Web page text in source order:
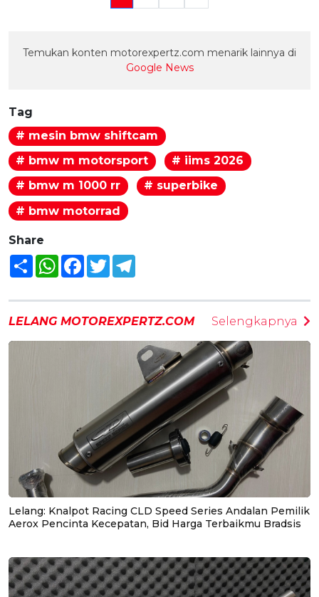
Temukan konten motorexpertz.com menarik lainnya di
Google News
Tag
# mesin bmw shiftcam
# bmw m motorsport
# iims 2026
# bmw m 1000 rr
# superbike
# bmw motorrad
Share
Share WhatsAppFacebook
Twitter
LELANG MOTOREXPERTZ.COM Selengkapnya
Lelang: Knalpot Racing CLD Speed Series Andalan Pemilik
Aerox Pencinta Kecepatan, Bid Harga Terbaikmu Bradsis